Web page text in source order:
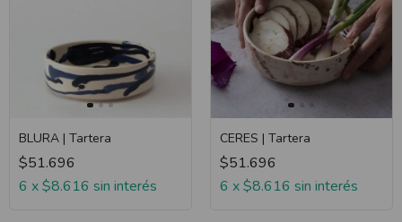
BLURA | Tartera
$51.696
6 x$8.616 sin interés
CERES | Tartera
$51.696
6 x$8.616 sin interés